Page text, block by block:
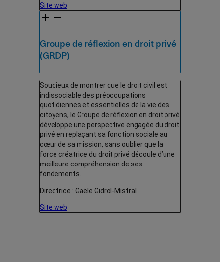
Site web
Groupe de réflexion en droit privé
(GRDP)
Soucieux de montrer que le droit civil est
indissociable des préoccupations
quotidiennes et essentielles de la vie des
citoyens, le Groupe de réflexion en droit privé
développe une perspective engagée du droit
privé en replaçant sa fonction sociale au
cœur de sa mission, sans oublier que la
force créatrice du droit privé découle d’une
meilleure compréhension de ses
fondements.
Directrice : Gaële Gidrol-Mistral
Site web